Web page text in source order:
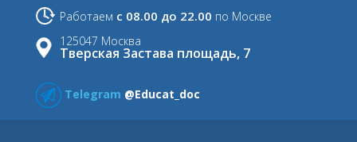
Работаем с 08.00 до 22.00 по Москве
125047 Москва
Тверская Застава площадь, 7
Telegram @Educat_doc